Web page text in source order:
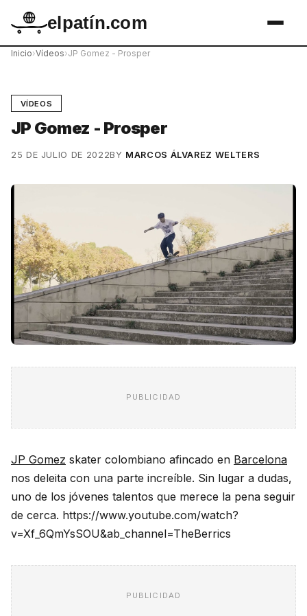
elpatín.com
Inicio›Vídeos›JP Gomez - Prosper
VÍDEOS
JP Gomez - Prosper
25 DE JULIO DE 2022BY MARCOS ÁLVAREZ WELTERS
PUBLICIDAD
JP Gomez skater colombiano afincado en Barcelona
nos deleita con una parte increíble. Sin lugar a dudas,
uno de los jóvenes talentos que merece la pena seguir
de cerca. https://www.youtube.com/watch?
v=Xf_6QmYsSOU&ab_channel=TheBerrics
PUBLICIDAD